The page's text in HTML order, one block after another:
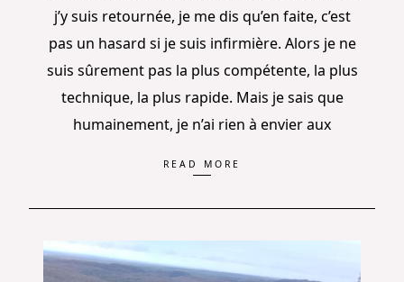
j’y suis retournée, je me dis qu’en faite, c’est
pas un hasard si je suis infirmière. Alors je ne
suis sûrement pas la plus compétente, la plus
technique, la plus rapide. Mais je sais que
humainement, je n’ai rien à envier aux
READ MORE